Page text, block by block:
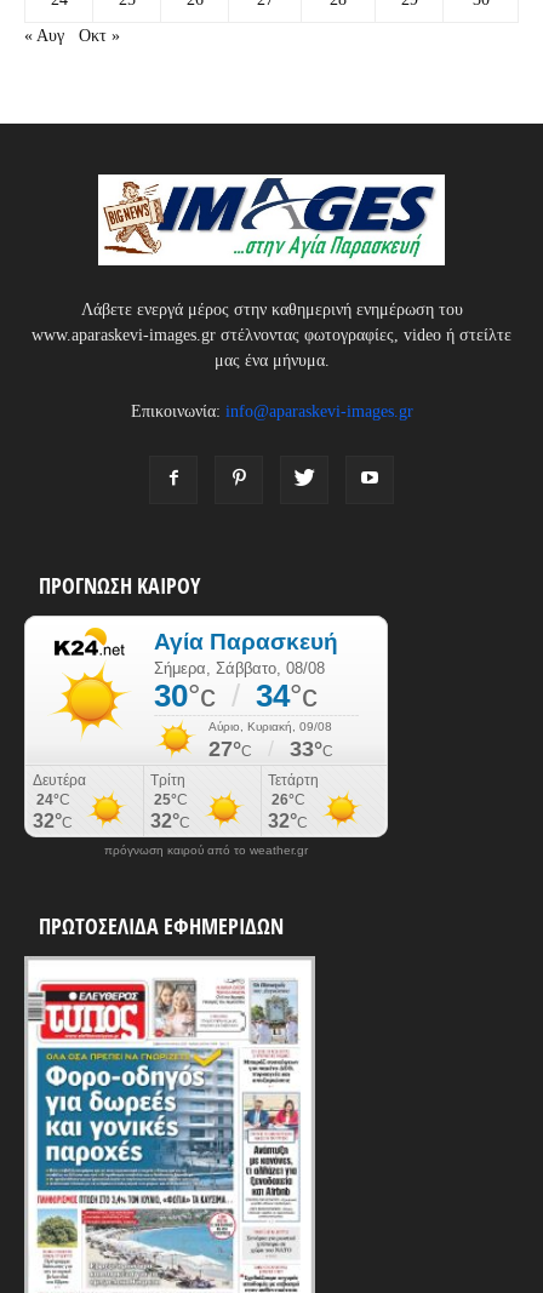
« Αυγ
Οκτ »
Λάβετε ενεργά μέρος στην καθημερινή ενημέρωση του
www.aparaskevi-images.gr στέλνοντας φωτογραφίες, video ή στείλτε
μας ένα μήνυμα.
Επικοινωνία: info@aparaskevi-images.gr
ΠΡΟΓΝΩΣΗ ΚΑΙΡΟΥ
πρόγνωση καιρού από το weather.gr
ΠΡΩΤΟΣΕΛΙΔΑ ΕΦΗΜΕΡΙΔΩΝ